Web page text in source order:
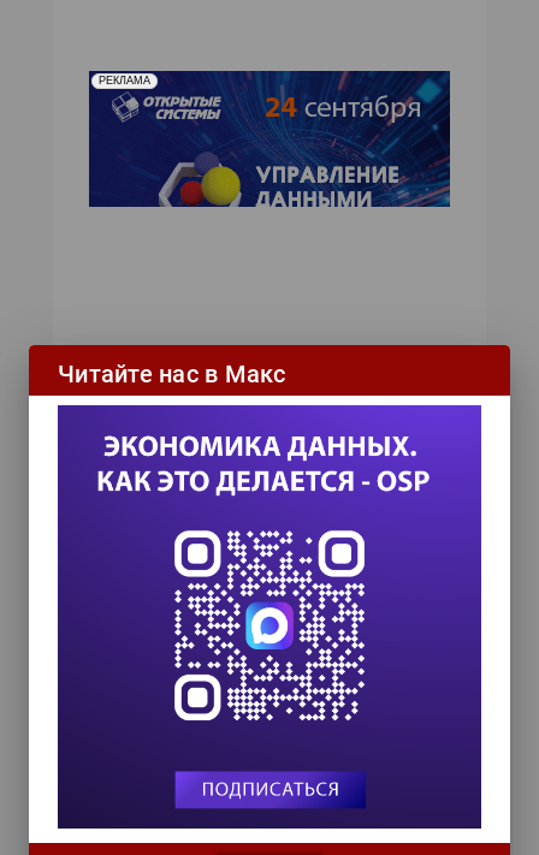
РЕКЛАМА
ИТ-календарь
III Международный технологический конгресс
8 сентября 2026
10 сентября 2026
Форум ProcessTech
18 сентября 2026
Управление данными 2026
24 сентября 2026
Популярные теги
Читайте нас в Макс